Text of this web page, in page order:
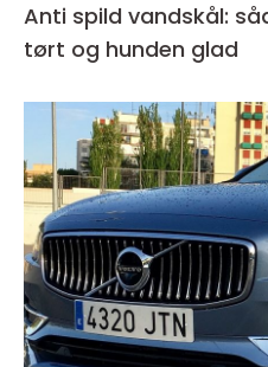
Anti spild vandskål:
tørt og hunden glad